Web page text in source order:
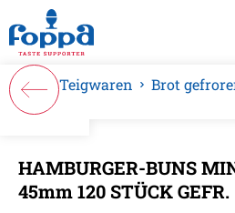
springen
Teigwaren Brot
HAMBURGER-BUNS
45mm 120 STÜCK GEFR.